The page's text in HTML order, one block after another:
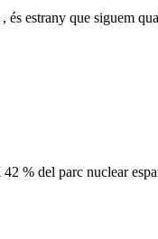
estrany que siguem
del parc nuclear